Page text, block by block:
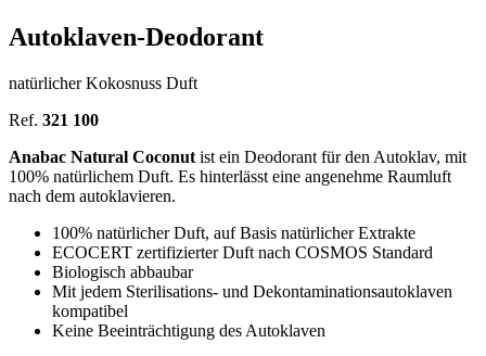
Autoklaven-Deodorant
natürlicher Kokosnuss Duft
Ref. 321 100
Anabac Natural Coconut ist ein Deodorant für den Autoklav, mit
100% natürlichem Duft. Es hinterlässt eine angenehme Raumluft
nach dem autoklavieren.
100% natürlicher Duft, auf Basis natürlicher Extrakte
ECOCERT zertifizierter Duft nach COSMOS Standard
Biologisch abbaubar
Mit jedem Sterilisations- und Dekontaminationsautoklaven
kompatibel
Keine Beeinträchtigung des Autoklaven